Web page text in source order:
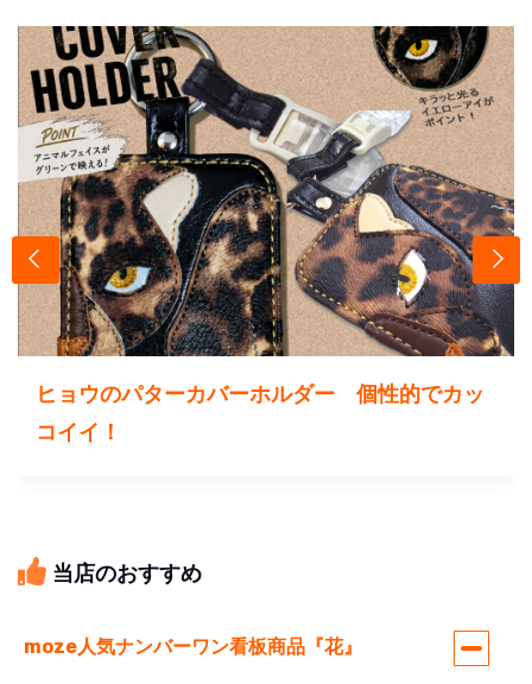
ヒョウのパターカバーホルダー 個性的でカッ
コイイ！
当店のおすすめ
moze人気ナンバーワン看板商品『花』